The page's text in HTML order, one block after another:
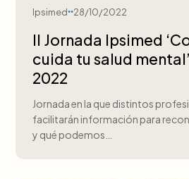
Ipsimed 28/10/2022
II Jornada Ipsimed
cuida tu salud
2022
Jornada en la que distintos
facilitarán información para
y qué podemos…